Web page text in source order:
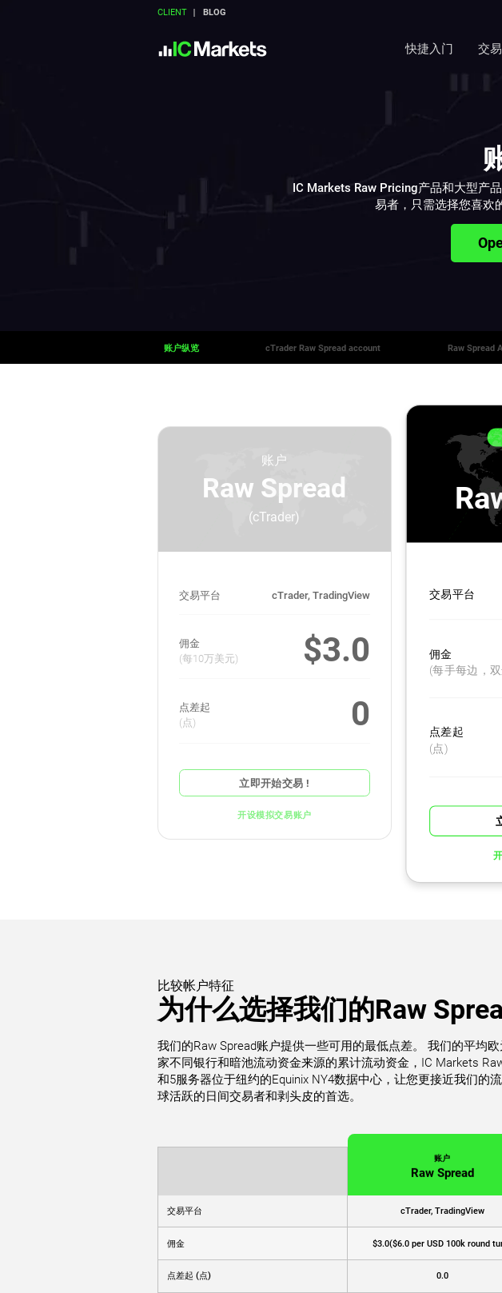
CLIENT BLOG
快捷入门 交易
IC Markets Raw Pricing产品和大型产
易者，只需选择您喜欢
账户纵览 cTrader Raw Spread account Raw Spread
账户
Raw Spread
(cTrader)
交易平台 cTrader, TradingView
佣金
(每10万美元)
$3.0
点差起
(点)
0
立即开始交易 !
开设模拟交易账户
交易平台
佣金
(每手每边，
点差起
(点)
比较帐户特征
为什么选择我们的Raw
我们的Raw Spread账户提供一些可用的最低点差。 我们的平均
家不同银行和暗池流动资金来源的累计流动资金，IC Markets
和5服务器位于纽约的Equinix NY4数据中心，让您更接近我们的
球活跃的日间交易者和剥头皮的首选。
交易平台
佣金
点差起 (点)
账户
Raw Spread
cTrader, TradingView
$3.0($6.0 per USD 100k round
0.0